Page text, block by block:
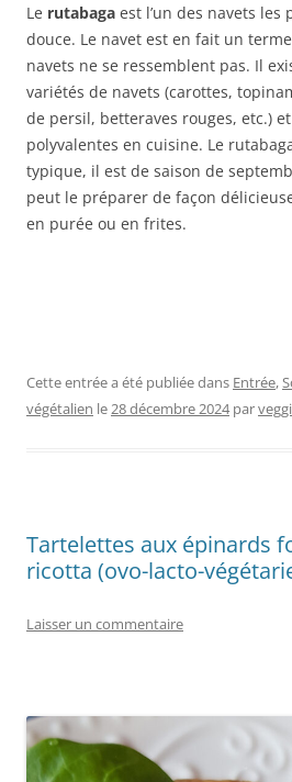
Le rutabaga est l’un des navets les
douce. Le navet est en fait un
navets ne se ressemblent pas. Il
variétés de navets (carottes,
de persil, betteraves rouges, etc.)
polyvalentes en cuisine. Le
typique, il est de saison de
peut le préparer de façon
en purée ou en frites.
Cette entrée a été publiée dans Entrée,
végétalien le 28 décembre 2024 par
Tartelettes aux épinards
ricotta (ovo-lacto-
Laisser un commentaire